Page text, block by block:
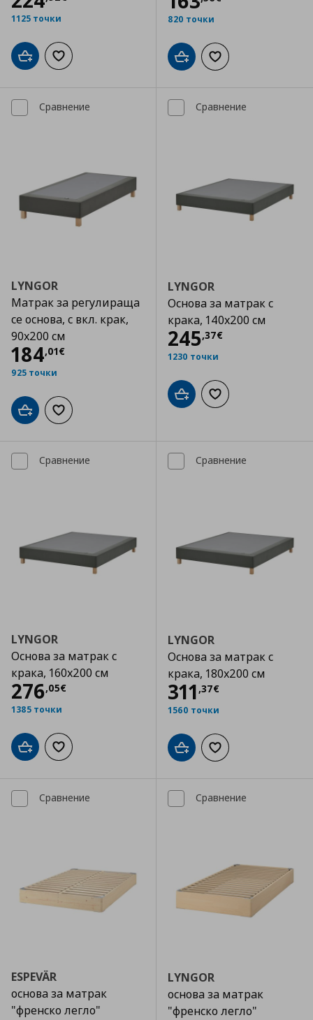
1125 точки
Добави в кошницата
Добави към списъка с любими
820 точки
Добави в кошницата
Добави към
Сравнение
LYNGOR
Матрак за регулираща
се основа, с вкл. крак,
90x200 см
184,01€
Цена
925 точки
Добави в кошницата
Добави към списъка с любими
Сравнение
LYNGOR
Основа за матрак с
крака, 140x200 см
245,37€
Цена
1230 точки
Добави в кошницата
Добави към
Сравнение
LYNGOR
Основа за матрак с
крака, 160x200 см
276,05€
Цена
1385 точки
Добави в кошницата
Добави към списъка с любими
Сравнение
LYNGOR
Основа за матрак с
крака, 180x200 см
311 ,37€
Цена
1560 точки
Добави в кошницата
Добави към
Сравнение
ESPEVÄR
основа за матрак
"френско легло"
Сравнение
LYNGOR
основа за матрак
"френско легло"